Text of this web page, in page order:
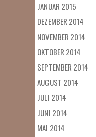
JANUAR 2015
DEZEMBER 2014
NOVEMBER 2014
OKTOBER 2014
SEPTEMBER 2014
AUGUST 2014
JULI 2014
JUNI 2014
MAI 2014